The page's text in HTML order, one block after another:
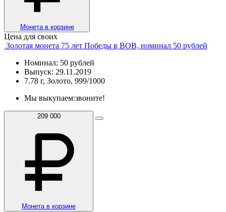
Монета в корзине
Цена для своих
Золотая монета 75 лет Победы в ВОВ, номинал 50 рублей
Номинал: 50 рублей
Выпуск: 29.11.2019
7.78 г, Золото, 999/1000
Мы выкупаем:звоните!
209 000
Монета в корзине